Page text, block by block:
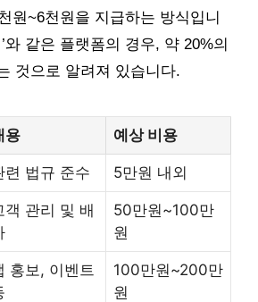
원~6천원을 지급하는 방식입니
와 같은 플랫폼의 경우, 약 20%의
것으로 알려져 있습니다.
용 예상 비용
련 법규 준수 5만원 내외
객 관리 및 배
50만원~100만
원
홍보, 이벤트
100만원~200만
원